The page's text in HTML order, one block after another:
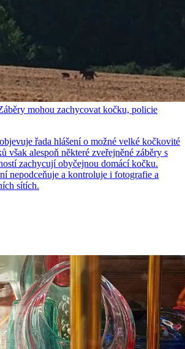
mohou zachycovat kočku, policie
řada hlášení o možné velké kočkovité
však alespoň některé zveřejněné záběry s
zachycují obyčejnou domácí kočku.
nepodceňuje a kontroluje i fotografie a
sítích.